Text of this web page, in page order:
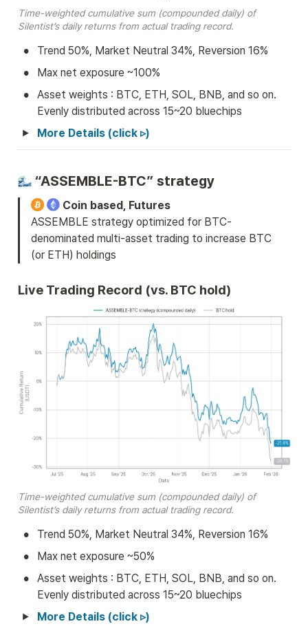
Time-weighted cumulative sum (compounded daily) of
Silentist’s daily returns from actual trading record.
• Trend 50%, Market Neutral 34%, Reversion 16%
• Max net exposure ~100%
•
Asset weights : BTC, ETH, SOL, BNB, and so on.
Evenly distributed across 15~20 bluechips
More Details (click ▹)
“ASSEMBLE-BTC” strategy
Coin based, Futures
ASSEMBLE strategy optimized for BTC-
denominated multi-asset trading to increase BTC
(or ETH) holdings
Live Trading Record (vs. BTC hold)
Time-weighted cumulative sum (compounded daily) of
Silentist’s daily returns from actual trading record.
• Trend 50%, Market Neutral 34%, Reversion 16%
• Max net exposure ~50%
•
Asset weights : BTC, ETH, SOL, BNB, and so on.
Evenly distributed across 15~20 bluechips
More Details (click ▹)